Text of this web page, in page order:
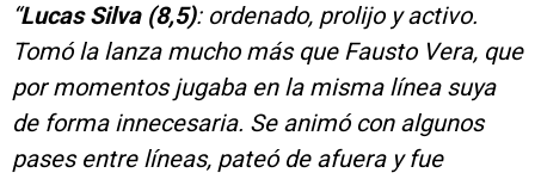
“Lucas Silva (8,5): ordenado, prolijo y activo.
Tomó la lanza mucho más que Fausto Vera, que
por momentos jugaba en la misma línea suya
de forma innecesaria. Se animó con algunos
pases entre líneas, pateó de afuera y fue